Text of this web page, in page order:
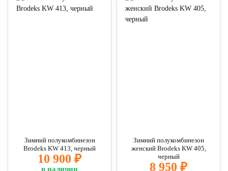
Зимний полукомбинезон
Brodeks KW 413, черный
10 900 ₽
в наличии
Зимний полукомбинезон
женский Brodeks KW 405,
черный
8 950 ₽